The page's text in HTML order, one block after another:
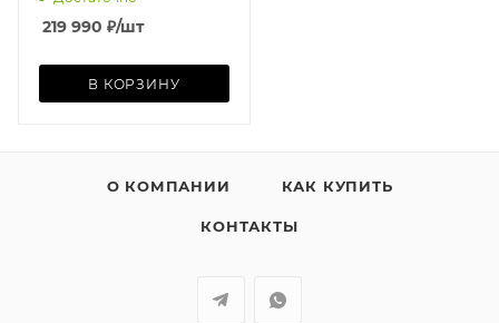
219 990 ₽/шт
В КОРЗИНУ
О КОМПАНИИ КАК КУПИТЬ
КОНТАКТЫ